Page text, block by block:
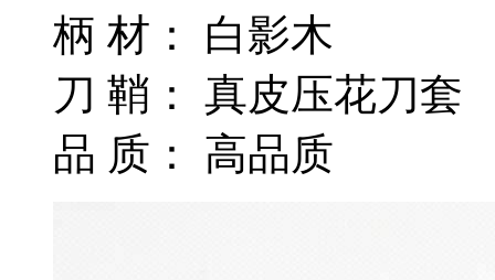
柄 材： 白影木
刀 鞘： 真皮压花刀套
品 质： 高品质